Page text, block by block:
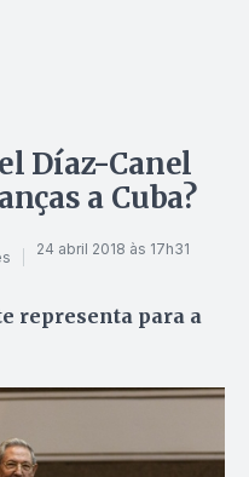
Díaz-Canel
a Cuba?
24 abril 2018 às 17h31
representa para a